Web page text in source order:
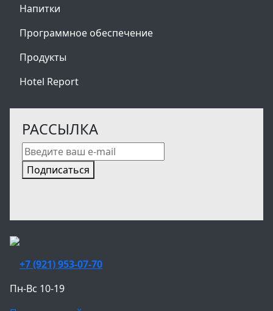
Напитки
Программное обеспечение
Продукты
Hotel Report
РАССЫЛКА
Подписаться
+7 (921) 953-07-70
Пн-Вс 10-19